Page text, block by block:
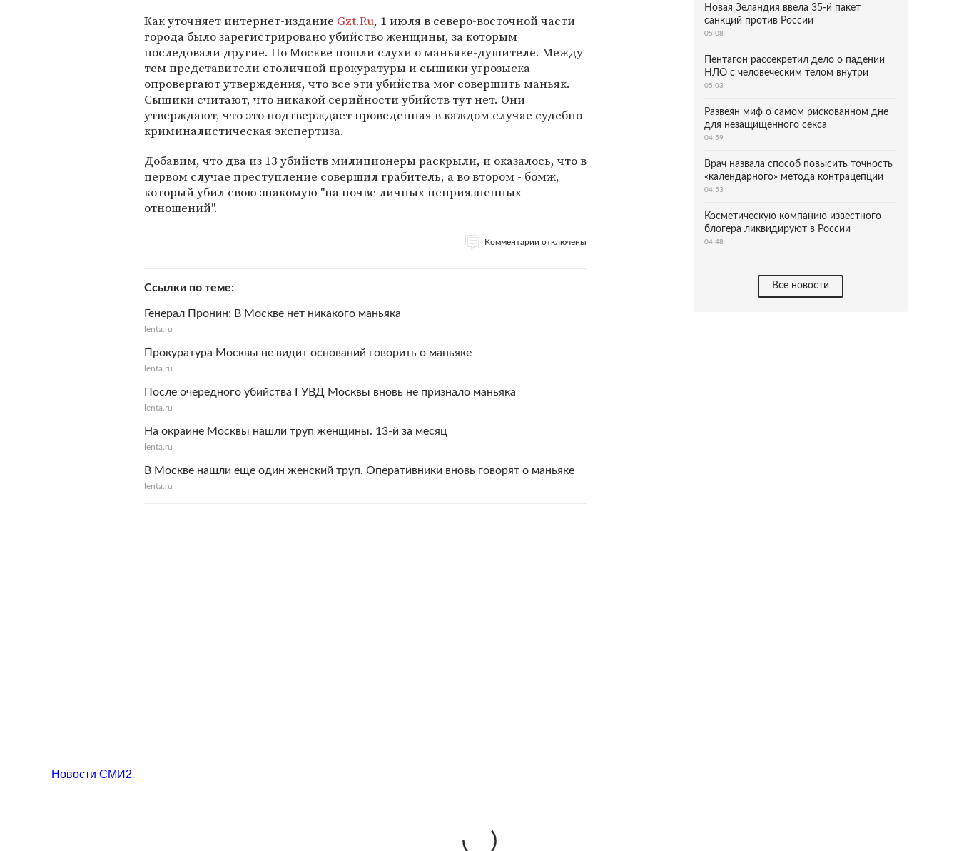
Как уточняет интернет-издание Gzt.Ru, 1 июля в северо-восточной части
города было зарегистрировано убийство женщины, за которым
последовали другие. По Москве пошли слухи о маньяке-душителе. Между
тем представители столичной прокуратуры и сыщики угрозыска
опровергают утверждения, что все эти убийства мог совершить маньяк.
Сыщики считают, что никакой серийности убийств тут нет. Они
утверждают, что это подтверждает проведенная в каждом случае судебно-
криминалистическая экспертиза.
Добавим, что два из 13 убийств милиционеры раскрыли, и оказалось, что в
первом случае преступление совершил грабитель, а во втором - бомж,
который убил свою знакомую "на почве личных неприязненных
отношений".
Комментарии отключены
Ссылки по теме
Генерал Пронин: В Москве нет никакого маньяка
lenta.ru
Прокуратура Москвы не видит оснований говорить о маньяке
lenta.ru
После очередного убийства ГУВД Москвы вновь не признало маньяка
lenta.ru
На окраине Москвы нашли труп женщины. 13-й за месяц
lenta.ru
B Москве нашли еще один женский труп. Оперативники вновь говорят о маньяке
lenta.ru
Новая Зеландия ввела 35-й пакет
санкций против России
05:08
Пентагон рассекретил дело о падении
НЛО с человеческим телом внутри
05:03
Развеян миф о самом рискованном дне
для незащищенного секса
04:59
Врач назвала способ повысить точность
«календарного» метода контрацепции
04:53
Косметическую компанию известного
блогера ликвидируют в России
04:48
Все новости
Новости СМИ2